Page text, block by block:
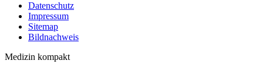
Datenschutz
Impressum
Sitemap
Bildnachweis
Medizin kompakt